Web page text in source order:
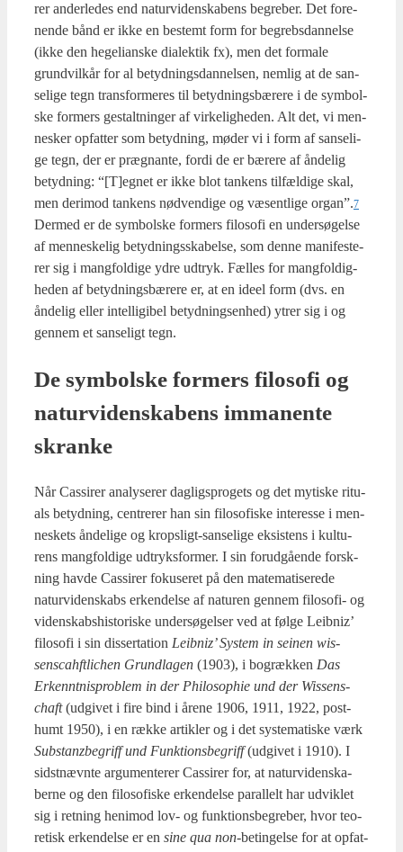
rer ander­le­des end natur­vi­den­ska­bens begre­ber. Det for­e­
nen­de bånd er ikke en bestemt form for begrebs­dan­nel­se
(ikke den hege­li­an­ske dia­lek­tik fx), men det for­ma­le
grund­vil­kår for al betyd­nings­dan­nel­sen, nem­lig at de san­
se­li­ge tegn trans­for­me­res til betyd­nings­bæ­re­re i de sym­bol­
ske for­mers gestalt­nin­ger af vir­ke­lig­he­den. Alt det, vi men­
ne­sker opfat­ter som betyd­ning, møder vi i form af san­se­li­
ge tegn, der er præg­nan­te, for­di de er bære­re af ånde­lig
betyd­ning: “[T]egnet er ikke blot tan­kens til­fæl­di­ge skal,
men der­i­mod tan­kens nød­ven­di­ge og væsent­li­ge organ”.7
Der­med er de sym­bol­ske for­mers filo­so­fi en under­sø­gel­se
af men­ne­ske­lig betyd­nings­ska­bel­se, som den­ne mani­feste­
rer sig i mang­fol­di­ge ydre udtryk. Fæl­les for mang­fol­dig­
he­den af betyd­nings­bæ­re­re er, at en ide­el form (dvs. en
ånde­lig eller intel­li­gibel betyd­nings­en­hed) ytrer sig i og
gen­nem et san­se­ligt tegn.
De sym­bol­ske for­mers filo­so­fi og
natur­vi­den­ska­bens imma­nen­te
skran­ke
Når Cas­si­rer ana­ly­se­rer dag­ligs­pro­gets og det myti­ske ritu­
als betyd­ning, cen­tre­rer han sin filo­so­fi­ske inte­res­se i men­
ne­skets ånde­li­ge og kro­p­s­ligt-san­se­li­ge eksi­stens i kul­tu­
rens mang­fol­di­ge udtryks­for­mer. I sin for­ud­gå­en­de forsk­
ning hav­de Cas­si­rer foku­se­ret på den mate­ma­ti­se­re­de
natur­vi­den­skabs erken­del­se af natu­ren gen­nem filo­so­fi- og
viden­skabs­hi­sto­ri­ske under­sø­gel­ser ved at føl­ge Leib­niz’
filo­so­fi i sin dis­serta­tion Leib­niz’ System in sei­nen wis­
sensca­hft­li­chen Grund­la­gen (1903), i bogræk­ken Das
Erken­nt­nis­pro­blem in der Phi­los­op­hie und der Wis­sens­
chaft(udgi­vet i fire bind i åre­ne 1906, 1911, 1922, post­
humt 1950), i en ræk­ke artik­ler og i det syste­ma­ti­ske værk
Sub­stan­z­be­griff und Funk­tions­be­griff(udgi­vet i 1910). I
sidst­nævn­te argu­men­te­rer Cas­si­rer for, at natur­vi­den­ska­
ber­ne og den filo­so­fi­ske erken­del­se paral­lelt har udvik­let
sig i ret­ning heni­mod lov- og funk­tions­be­gre­ber, hvor teo­
re­tisk erken­del­se er en sine qua non-betin­gel­se for at opfat­